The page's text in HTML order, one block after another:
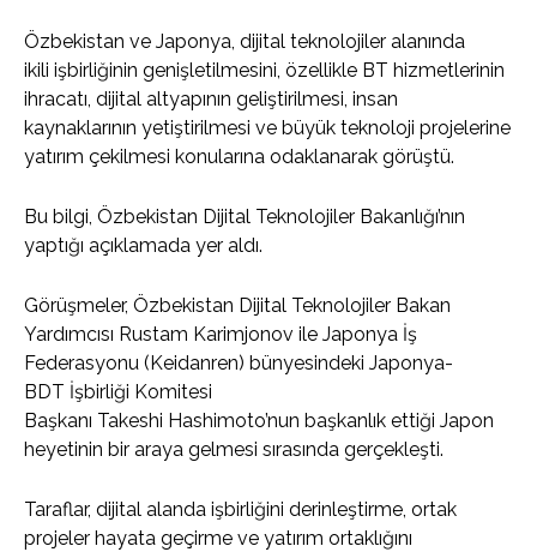
Özbekistan ve Japonya, dijital teknolojiler alanında
ikili işbirliğinin genişletilmesini, özellikle BT hizmetlerinin
ihracatı, dijital altyapının geliştirilmesi, insan
kaynaklarının yetiştirilmesi ve büyük teknoloji projelerine
yatırım çekilmesi konularına odaklanarak görüştü.
Bu bilgi, Özbekistan Dijital Teknolojiler Bakanlığı’nın
yaptığı açıklamada yer aldı.
Görüşmeler, Özbekistan Dijital Teknolojiler Bakan
Yardımcısı Rustam Karimjonov ile Japonya İş
Federasyonu (Keidanren) bünyesindeki Japonya-
BDT İşbirliği Komitesi
Başkanı Takeshi Hashimoto’nun başkanlık ettiği Japon
heyetinin bir araya gelmesi sırasında gerçekleşti.
Taraflar, dijital alanda işbirliğini derinleştirme, ortak
projeler hayata geçirme ve yatırım ortaklığını